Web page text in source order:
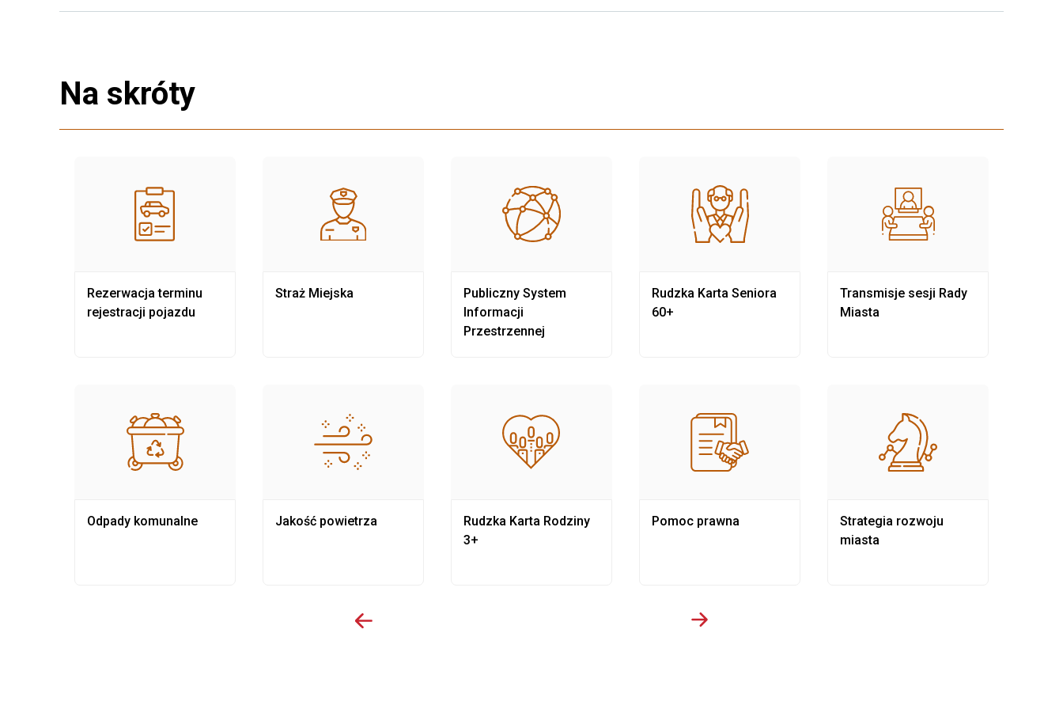
Na skróty
Rezerwacja terminu
rejestracji pojazdu
Odpady komunalne
Straż Miejska
Jakość powietrza
Publiczny System
Informacji
Przestrzennej
Rudzka Karta Rodziny
3+
Rudzka Karta Seniora
60+
Pomoc prawna
Transmisje sesji Rady
Miasta
Strategia rozwoju
miasta